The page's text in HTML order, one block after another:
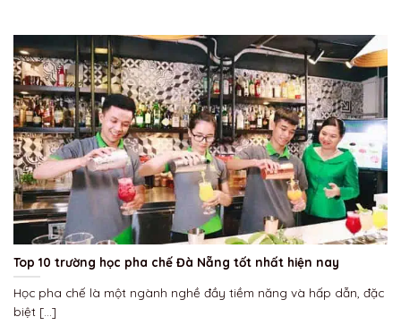
Top 10 trường học pha chế Đà Nẵng tốt nhất hiện nay
Học pha chế là một ngành nghề đầy tiềm năng và hấp dẫn, đặc
biệt [...]